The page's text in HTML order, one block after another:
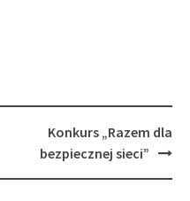
Konkurs „Razem dla
bezpiecznej sieci”